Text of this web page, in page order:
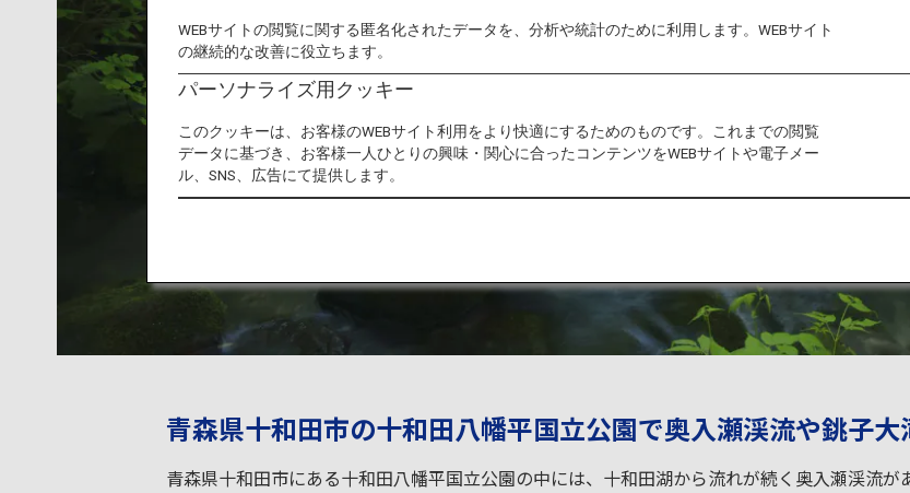
青森県十和田市の十和田八幡平国立公園で奥入瀬渓流や銚子大
青森県十和田市にある十和田八幡平国立公園の中には、十和田湖から流れが続く奥入瀬渓流
WEBサイトの閲覧に関する匿名化されたデータを、分析や統計のために利用します。WEBサイト
の継続的な改善に役立ちます。
パーソナライズ用クッキー
このクッキーは、お客様のWEBサイト利用をより快適にするためのものです。これまでの閲覧
データに基づき、お客様一人ひとりの興味・関心に合ったコンテンツをWEBサイトや電子メー
ル、SNS、広告にて提供します。